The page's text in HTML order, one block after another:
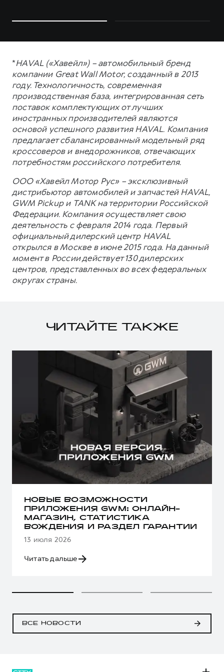
*HAVAL («Хавейл») – автомобильный бренд
компании Great Wall Motor, созданный в 2013
году. Технологичность, современная
производственная база, интегрированная сеть
поставок комплектующих от лучших
иностранных производителей являются
основой успешного развития HAVAL. Компания
предлагает сбалансированный модельный ряд
кроссоверов и внедорожников, отвечающих
потребностям российского потребителя.
ООО «Хавейл Мотор Рус» – эксклюзивный
дистрибьютор автомобилей и запчастей HAVAL,
GWM Pickup и TANK на территории Российской
Федерации. Компания осуществляет свою
деятельность с февраля 2014 года. Первый
официальный дилерский центр HAVAL
открылся в Москве в июне 2015 года. На данный
момент в России действует 130 дилерских
центров, представленных во всех федеральных
округах страны.
ЧИТАЙТЕ ТАКЖЕ
НОВЫЕ ВОЗМОЖНОСТИ
ПРИЛОЖЕНИЯ GWM: ОНЛАЙН-
МАГАЗИН, СТАТИСТИКА
ВОЖДЕНИЯ И РАЗДЕЛ ГАРАНТИИ
13 июля 2026
Читать дальше
ВСЕ НОВОСТИ